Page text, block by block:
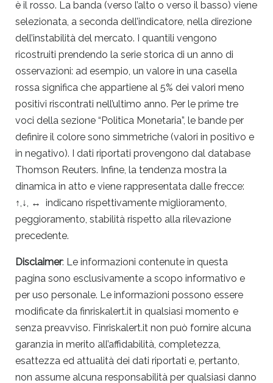
è il rosso. La banda (verso l’alto o verso il basso) viene
selezionata, a seconda dell’indicatore, nella direzione
dell’instabilità del mercato. I quantili vengono
ricostruiti prendendo la serie storica di un anno di
osservazioni: ad esempio, un valore in una casella
rossa significa che appartiene al 5% dei valori meno
positivi riscontrati nell’ultimo anno. Per le prime tre
voci della sezione “Politica Monetaria”, le bande per
definire il colore sono simmetriche (valori in positivo e
in negativo). I dati riportati provengono dal database
Thomson Reuters. Infine, la tendenza mostra la
dinamica in atto e viene rappresentata dalle frecce:
↑,↓, ↔ indicano rispettivamente miglioramento,
peggioramento, stabilità rispetto alla rilevazione
precedente.
Disclaimer: Le informazioni contenute in questa
pagina sono esclusivamente a scopo informativo e
per uso personale. Le informazioni possono essere
modificate da finriskalert.it in qualsiasi momento e
senza preavviso. Finriskalert.it non può fornire alcuna
garanzia in merito all’affidabilità, completezza,
esattezza ed attualità dei dati riportati e, pertanto,
non assume alcuna responsabilità per qualsiasi danno